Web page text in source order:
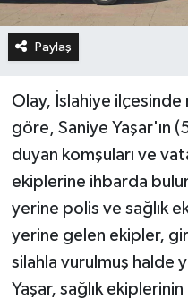
Paylaş
Olay, İslahiye
göre, Saniye Yaşar'ın
duyan komşuları ve
ekiplerine ihbarda
yerine polis ve sağlık
yerine gelen ekipler,
silahla vurulmuş halde
Yaşar, sağlık